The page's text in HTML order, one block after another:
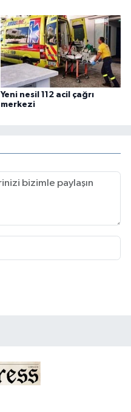
Yeni nesil 112 acil çağrı
merkezi